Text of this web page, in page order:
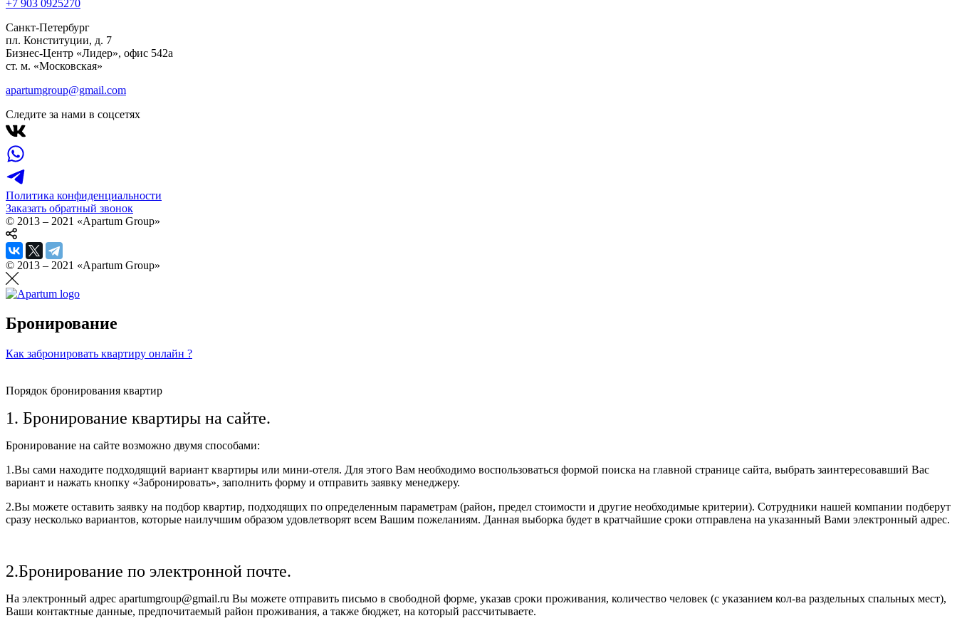
+7 903 0925270
Санкт-Петербург
пл. Конституции, д. 7
Бизнес-Центр «Лидер», офис 542a
ст. м. «Московская»
apartumgroup@gmail.com
Следите за нами в соцсетях
Политика конфиденциальности
Заказать обратный звонок
© 2013 – 2021 «Apartum Group»
© 2013 – 2021 «Apartum Group»
Бронирование
Как забронировать квартиру онлайн ?
Порядок бронирования квартир
1. Бронирование квартиры на сайте.
Бронирование на сайте возможно двумя способами:
1.Вы сами находите подходящий вариант квартиры или мини-отеля. Для этого Вам необходимо воспользоваться формой поиска на главной странице сайта, выбрать заинтересовавший Вас
вариант и нажать кнопку «Забронировать», заполнить форму и отправить заявку менеджеру.
2.Вы можете оставить заявку на подбор квартир, подходящих по определенным параметрам (район, предел стоимости и другие необходимые критерии). Сотрудники нашей компании подберут
сразу несколько вариантов, которые наилучшим образом удовлетворят всем Вашим пожеланиям. Данная выборка будет в кратчайшие сроки отправлена на указанный Вами электронный адрес.
2.Бронирование по электронной почте.
На электронный адрес apartumgroup@gmail.ru Вы можете отправить письмо в свободной форме, указав сроки проживания, количество человек (с указанием кол-ва раздельных спальных мест),
Ваши контактные данные, предпочитаемый район проживания, а также бюджет, на который рассчитываете.